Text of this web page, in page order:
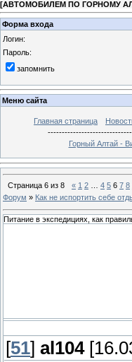
[АВТОМОБИЛЕМ ПО ГОРНОМУ
Форма входа
Логин:
Пароль:
запомнить
Меню сайта
Главная страница
------------------------------
Горный Алтай -
Страница 6 из 8 « 1 2 4 5 6 7 8
Форум » Как не испортить себе
Питание в экспедициях, как
[51] al104